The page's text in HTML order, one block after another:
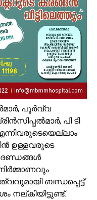
പൂർവ്വ
പി ടി
ഉള്ളവരുടെ
ബന്ധപ്പെട്ട്
നല്കിയിട്ടുണ്ട്.